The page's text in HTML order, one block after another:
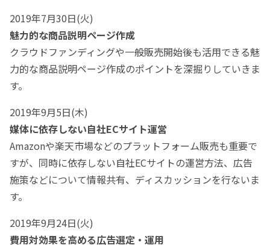
2019年7月30日(火)
魅力的な商品説明ページ作成
クラウドファンディングや一般販売開始後も活用できる魅
力的な商品説明ページ作成のポイントを深掘りしていきま
す。
2019年9月5日(木)
媒体に依存しない自社ECサイト運営
Amazonや楽天市場などのプラットフォーム販売も重要で
すが、同時に依存しない自社ECサイトの運営方法、広告
施策などについて情報共有、ディスカッションを行ないま
す。
2019年9月24日(火)
費用対効果を高める広告選定・運用